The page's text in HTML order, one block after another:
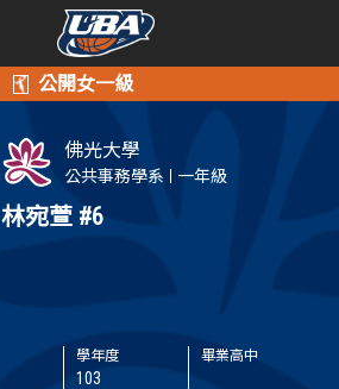
學年度
賽事資訊
賽程表
球隊資訊
學年度
賽事資訊
賽程表
球隊資訊
佛光大學
公共事務學系 一年級
林宛萱 #6
學年度
103
畢業高中